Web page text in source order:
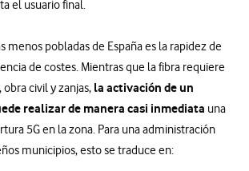
el usuario final.
menos pobladas de España es la rapidez de
de costes. Mientras que la fibra requiere
civil y zanjas, la activación de un
realizar de manera casi inmediata una
5G en la zona. Para una administración
municipios, esto se traduce en: